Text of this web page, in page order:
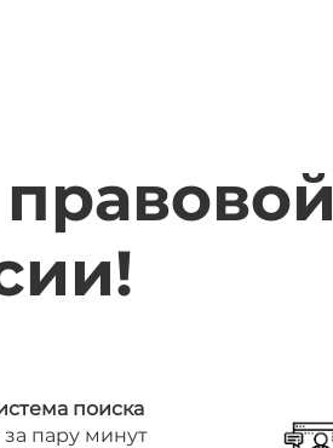
поиска
за пару минут